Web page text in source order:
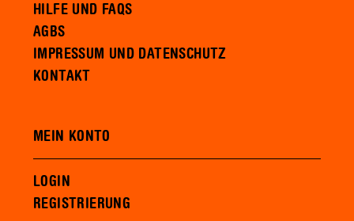
HILFE UND FAQS
AGBS
IMPRESSUM UND DATENSCHUTZ
KONTAKT
MEIN KONTO
LOGIN
REGISTRIERUNG